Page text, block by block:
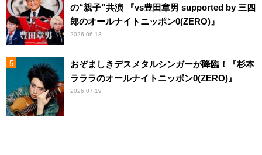
の“親子”共演 『vs豊田章男 supported by 三四
郎のオールナイトニッポン0(ZERO)』
2026.06.13
おぞましきデスメタルシンガーが降臨！『杉本
ラララのオールナイトニッポン0(ZERO)』
2026.07.19